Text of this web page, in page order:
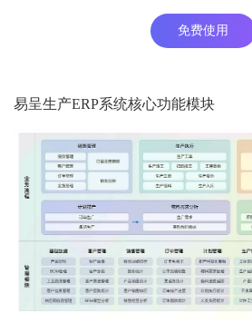
免费使用
易呈生产ERP系统核心功能模块